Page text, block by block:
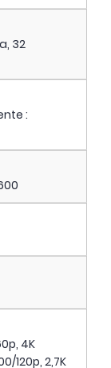
32
:
4K
120p, 2,7K